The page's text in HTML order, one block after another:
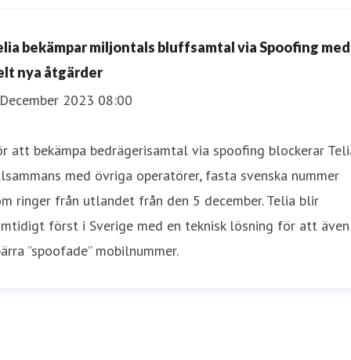
bekämpar miljontals bluffsamtal via Spoofing med
nya åtgärder
2023 08:00
att bekämpa bedrägerisamtal via spoofing blockerar
med övriga operatörer, fasta svenska nummer
ringer från utlandet från den 5 december. Telia blir
först i Sverige med en teknisk lösning för att även
”spoofade” mobilnummer.